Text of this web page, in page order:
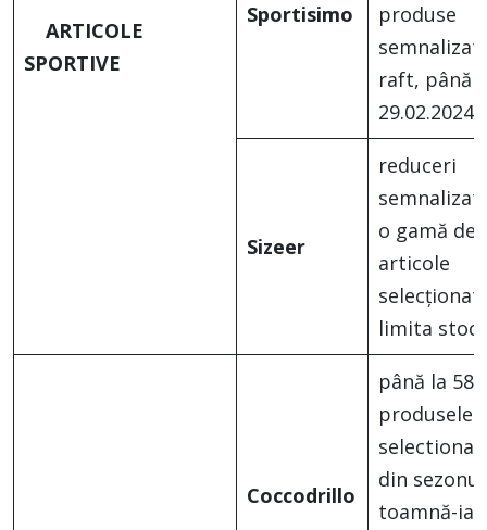
ARTICOLE
SPORTIVE
Sportisimo
produse
raft, până
29.02.2024
Sizeer
reduceri
o gamă de
articole
limita
Coccodrillo
până la
produsele
din sezonul
toamnă-